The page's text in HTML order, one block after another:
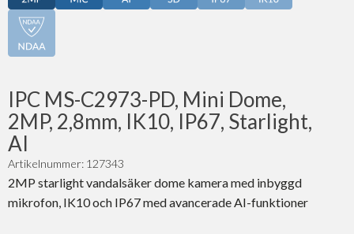
IPC MS-C2973-PD, Mini Dome,
2MP, 2,8mm, IK10, IP67, Starlight,
AI
Artikelnummer: 127343
2MP starlight vandalsäker dome kamera med inbyggd
mikrofon, IK10 och IP67 med avancerade AI-funktioner